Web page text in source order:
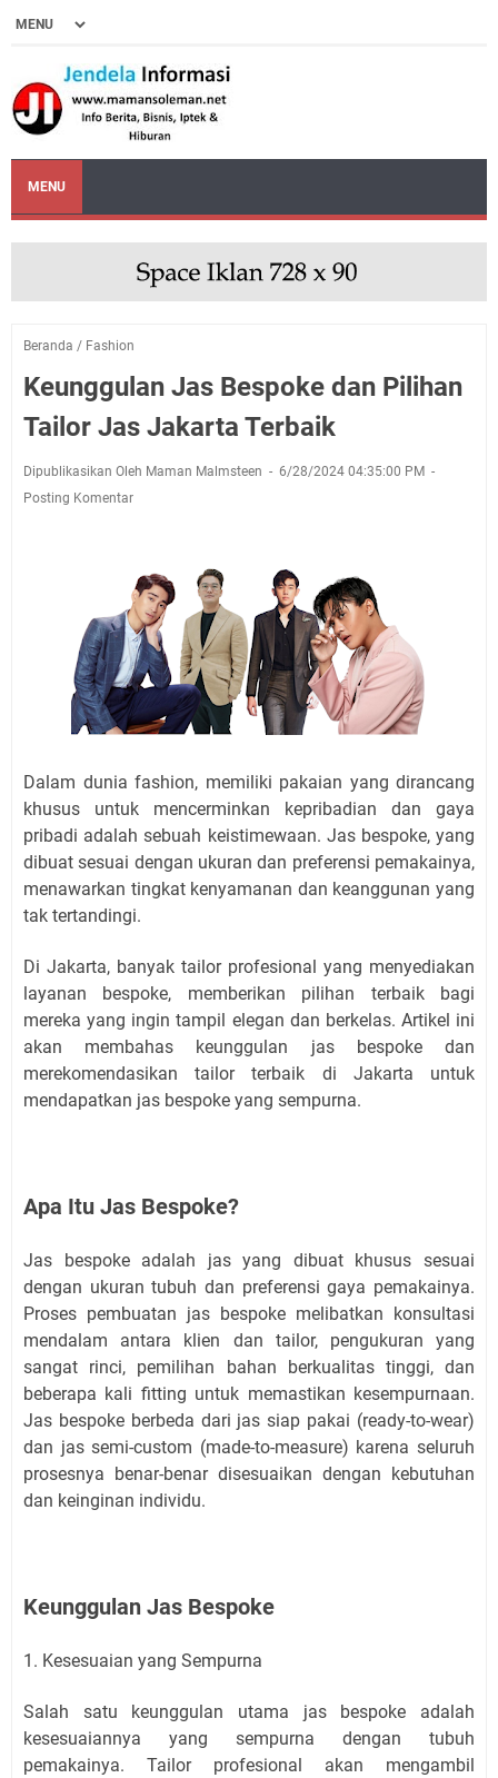
MENU
Beranda / Fashion
Keunggulan Jas Bespoke dan Pilihan
Tailor Jas Jakarta Terbaik
Dipublikasikan Oleh Maman Malmsteen
6/28/2024 04:35:00 PM
Posting Komentar
Dalam dunia fashion, memiliki pakaian yang dirancang
khusus untuk mencerminkan kepribadian dan gaya
pribadi adalah sebuah keistimewaan. Jas bespoke, yang
dibuat sesuai dengan ukuran dan preferensi pemakainya,
menawarkan tingkat kenyamanan dan keanggunan yang
tak tertandingi.
Di Jakarta, banyak tailor profesional yang menyediakan
layanan bespoke, memberikan pilihan terbaik bagi
mereka yang ingin tampil elegan dan berkelas. Artikel ini
akan membahas keunggulan jas bespoke dan
merekomendasikan tailor terbaik di Jakarta untuk
mendapatkan jas bespoke yang sempurna.
Apa Itu Jas Bespoke?
Jas bespoke adalah jas yang dibuat khusus sesuai
dengan ukuran tubuh dan preferensi gaya pemakainya.
Proses pembuatan jas bespoke melibatkan konsultasi
mendalam antara klien dan tailor, pengukuran yang
sangat rinci, pemilihan bahan berkualitas tinggi, dan
beberapa kali fitting untuk memastikan kesempurnaan.
Jas bespoke berbeda dari jas siap pakai (ready-to-wear)
dan jas semi-custom (made-to-measure) karena seluruh
prosesnya benar-benar disesuaikan dengan kebutuhan
dan keinginan individu.
Keunggulan Jas Bespoke
1. Kesesuaian yang Sempurna
Salah satu keunggulan utama jas bespoke adalah
kesesuaiannya yang sempurna dengan tubuh
pemakainya. Tailor profesional akan mengambil